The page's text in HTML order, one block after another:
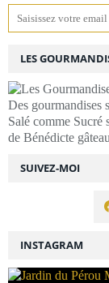
SUIVEZ-MOI
LES
Des gourmandises
Salé comme Sucré
de Bénédicte
INSTAGRAM